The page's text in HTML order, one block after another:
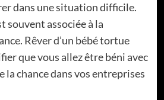
dans une situation difficile.
souvent associée à la
Rêver d’un bébé tortue
que vous allez être béni avec
la chance dans vos entreprises